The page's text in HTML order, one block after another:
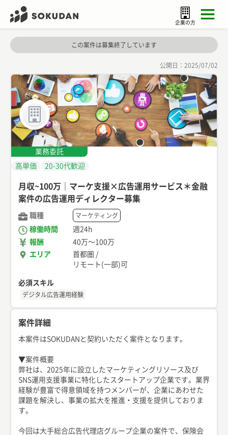
企業の方
この案件は募集終了しています
公開日： 2025/07/02
業務委託
高単価
20-30代歓迎
月収~100万｜マーケ支援×広告運用サービス＊金融
案件の広告運用ディレクター募集
職種 マーケティング
稼働時間
週24h
報酬
40万〜100万
エリア
首都圏 /
リモート(一部)可
必須スキル
デジタル広告運用経験
案件詳細
本案件はSOKUDANと契約いただく案件となります。
▼案件概要
弊社は、2025年に設立したマーケティングリソース及び
SNS運用支援事業に特化したスタートアップ企業です。業界
経験が豊富で得意領域を持つメンバーが、企業にあわせた
課題を解決し、事業の拡大を推進・支援を提供しておりま
す。
今回は大手総合広告代理店グループ企業の案件で、保険会